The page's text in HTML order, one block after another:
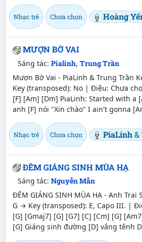
Nhạc trẻ Chưa chọn Hoàng
MƯỢN BỜ VAI
Sáng tác: Pialinh, Trung Trần
Mượn Bờ Vai - PiaLinh & Trung Trần
Key (transposed): No | Điệu: Chưa
[F] [Am] [Dm] PiaLinh: Started with a
anh [F] nói "Xin chào" I ain't gonna
Nhạc trẻ Chưa chọn PiaLinh&
ĐÊM GIÁNG SINH MÙA HẠ
Sáng tác: Nguyễn Mẫn
ĐÊM GIÁNG SINH MÙA HẠ - Anh Trai
G → Key (transposed): E, Capo III. |
[G] [Gmaj7] [G] [G7] [C] [Cm] [G]
[G] Giáng sinh đường [D] vắng tênh